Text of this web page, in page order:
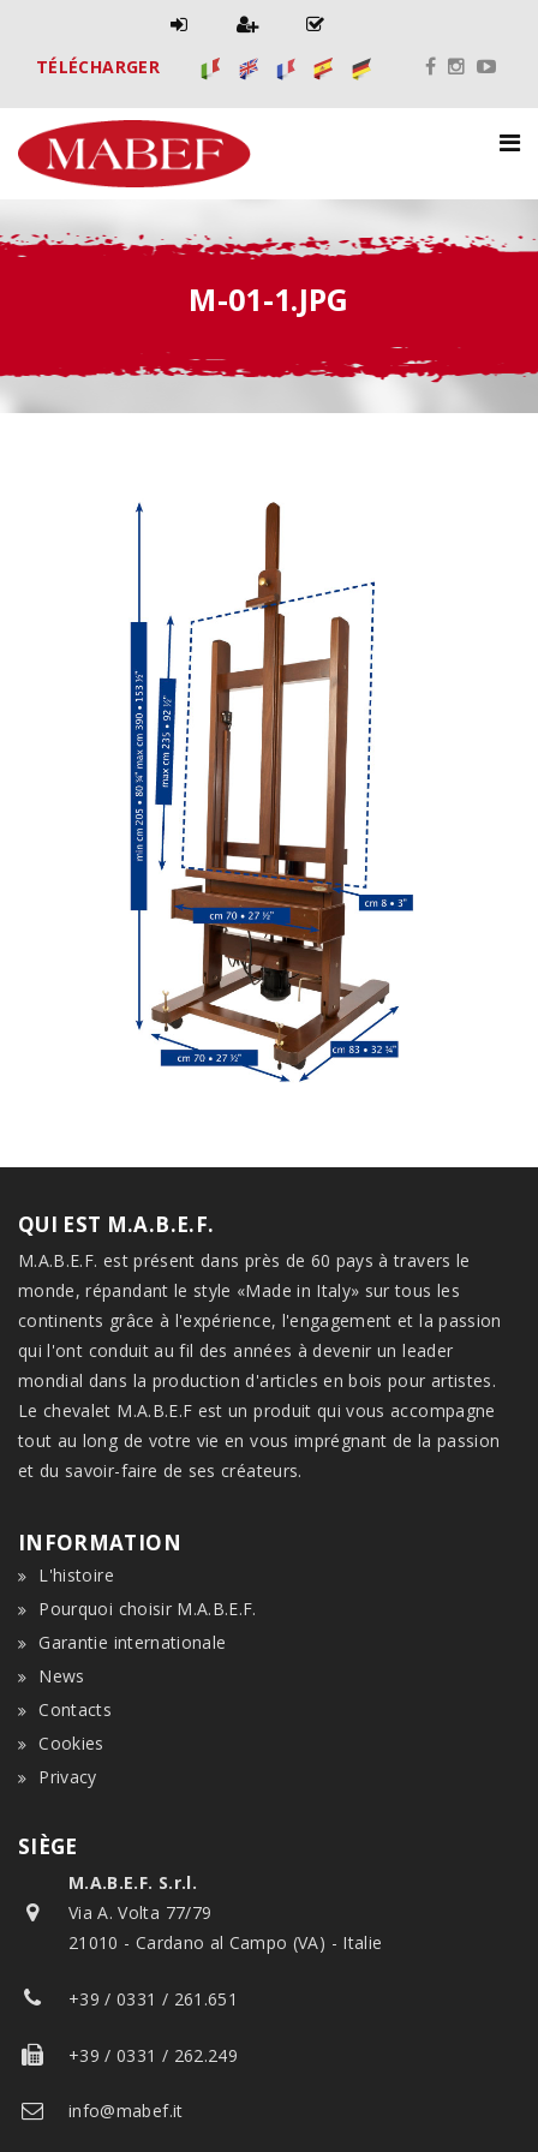
TÉLÉCHARGER
M-01-1.JPG
QUI EST M.A.B.E.F.
M.A.B.E.F. est présent dans près de 60 pays à travers le
monde, répandant le style «Made in Italy» sur tous les
continents grâce à l'expérience, l'engagement et la passion
qui l'ont conduit au fil des années à devenir un leader
mondial dans la production d'articles en bois pour artistes.
Le chevalet M.A.B.E.F est un produit qui vous accompagne
tout au long de votre vie en vous imprégnant de la passion
et du savoir-faire de ses créateurs.
INFORMATION
L'histoire
Pourquoi choisir M.A.B.E.F.
Garantie internationale
News
Contacts
Cookies
Privacy
SIÈGE
M.A.B.E.F. S.r.l.
Via A. Volta 77/79
21010 - Cardano al Campo (VA) - Italie
+39 / 0331 / 261.651
+39 / 0331 / 262.249
info@mabef.it